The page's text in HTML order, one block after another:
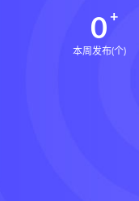
0
本周发布(个)